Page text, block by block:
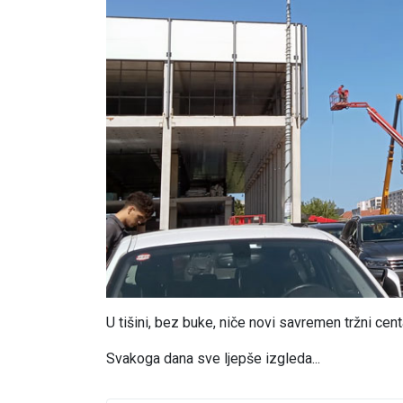
U tišini, bez buke, niče novi savremen tržni
Svakoga dana sve ljepše izgleda...